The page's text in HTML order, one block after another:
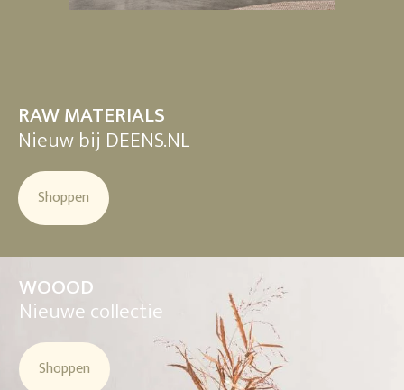
RAW MATERIALS
Nieuw bij DEENS.NL
Shoppen
WOOOD
Nieuwe collectie
Shoppen